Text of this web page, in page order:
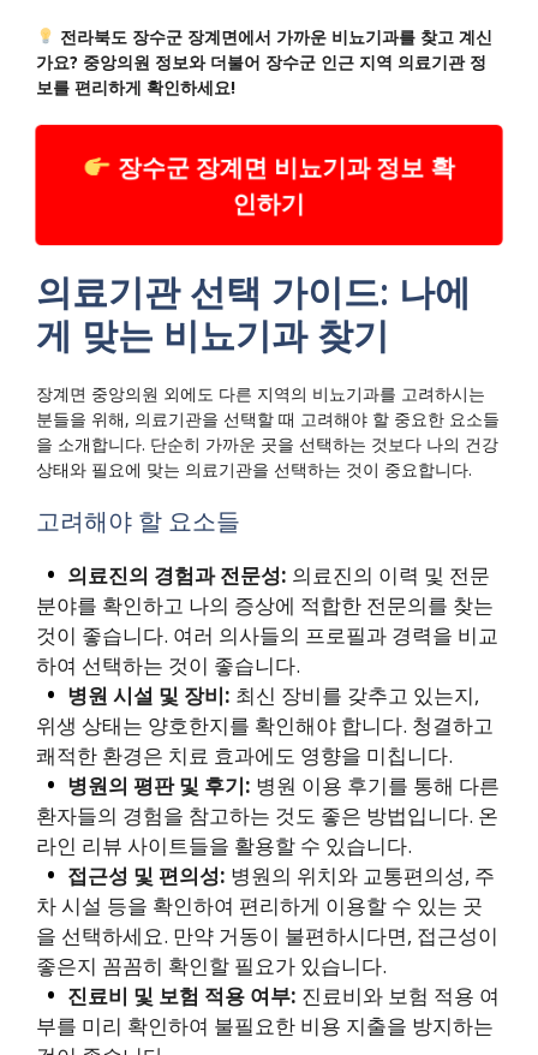
전라북도 장수군 장계면에서 가까운 비뇨기과를 찾고 계신
가요? 중앙의원 정보와 더불어 장수군 인근 지역 의료기관 정
보를 편리하게 확인하세요!
장수군 장계면 비뇨기과 정보 확
인하기
의료기관 선택 가이드: 나에
게 맞는 비뇨기과 찾기
장계면 중앙의원 외에도 다른 지역의 비뇨기과를 고려하시는
분들을 위해, 의료기관을 선택할 때 고려해야 할 중요한 요소들
을 소개합니다. 단순히 가까운 곳을 선택하는 것보다 나의 건강
상태와 필요에 맞는 의료기관을 선택하는 것이 중요합니다.
고려해야 할 요소들
의료진의 경험과 전문성: 의료진의 이력 및 전문
분야를 확인하고 나의 증상에 적합한 전문의를 찾는
것이 좋습니다. 여러 의사들의 프로필과 경력을 비교
하여 선택하는 것이 좋습니다.
병원 시설 및 장비: 최신 장비를 갖추고 있는지,
위생 상태는 양호한지를 확인해야 합니다. 청결하고
쾌적한 환경은 치료 효과에도 영향을 미칩니다.
병원의 평판 및 후기: 병원 이용 후기를 통해 다른
환자들의 경험을 참고하는 것도 좋은 방법입니다. 온
라인 리뷰 사이트들을 활용할 수 있습니다.
접근성 및 편의성: 병원의 위치와 교통편의성, 주
차 시설 등을 확인하여 편리하게 이용할 수 있는 곳
을 선택하세요. 만약 거동이 불편하시다면, 접근성이
좋은지 꼼꼼히 확인할 필요가 있습니다.
진료비 및 보험 적용 여부: 진료비와 보험 적용 여
부를 미리 확인하여 불필요한 비용 지출을 방지하는